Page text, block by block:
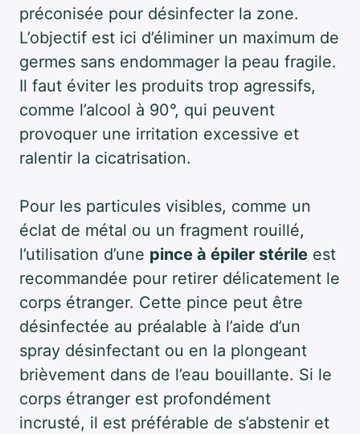
préconisée pour désinfecter la zone.
L’objectif est ici d’éliminer un maximum de
germes sans endommager la peau fragile.
Il faut éviter les produits trop agressifs,
comme l’alcool à 90°, qui peuvent
provoquer une irritation excessive et
ralentir la cicatrisation.
Pour les particules visibles, comme un
éclat de métal ou un fragment rouillé,
l’utilisation d’une pince à épiler stérile est
recommandée pour retirer délicatement le
corps étranger. Cette pince peut être
désinfectée au préalable à l’aide d’un
spray désinfectant ou en la plongeant
brièvement dans de l’eau bouillante. Si le
corps étranger est profondément
incrusté, il est préférable de s’abstenir et